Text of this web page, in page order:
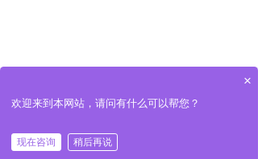
×
欢迎来到本网站，请问有什么可以帮您？
现在咨询 稍后再说